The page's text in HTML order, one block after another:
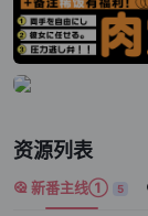
资源列表
新番主线① 5